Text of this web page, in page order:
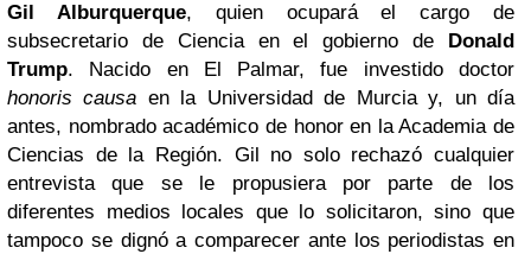
Gil Alburquerque, quien ocupará el cargo de
subsecretario de Ciencia en el gobierno de
Donald
Trump. Nacido en El Palmar, fue investido doctor
honoris causa en la Universidad de Murcia y, un día
antes, nombrado académico de honor en la Academia de
Ciencias de la Región. Gil no solo rechazó cualquier
entrevista que se le propusiera por parte de los
diferentes medios locales que lo solicitaron, sino que
tampoco se dignó a comparecer ante los periodistas en